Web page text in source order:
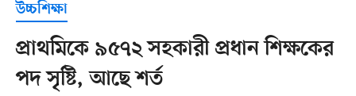
উচ্চশিক্ষা
প্রাথমিকে ৯৫৭২ সহকারী প্রধান শিক্ষকের
পদ সৃষ্টি, আছে শর্ত